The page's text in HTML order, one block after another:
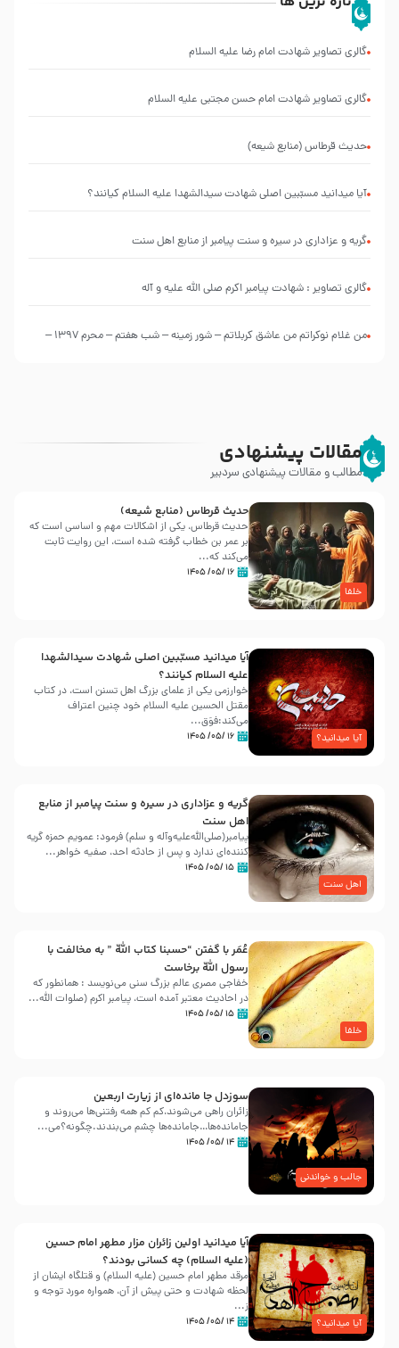
گالری تصاویر شهادت امام رضا علیه السلام
گالری تصاویر شهادت امام حسن مجتبی علیه السلام
حدیث قرطاس (منابع شیعه)
آیا میدانید مسبّبین اصلی شهادت سیدالشهدا علیه ‌السلام کیانند؟
گریه و عزاداری در سیره و سنت پیامبر از منابع اهل سنت
گالری تصاویر : شهادت پیامبر اکرم صلی الله علیه و آله
من غلام نوکراتم من عاشق کربلاتم – شور زمینه – شب هفتم – محرم 1397 –
مقالات پیشنهادی
مطالب و مقالات پیشنهادی سردبیر
خلفا
حدیث قرطاس (منابع شیعه)
حدیث قرطاس، یکی از اشکالات مهم و اساسی است که
بر عمر بن خطاب گرفته شده است، این روایت ثابت
می‌کند که...
۱۶ /۰۵/ ۱۴۰۵
آیا میدانید؟
آیا میدانید مسبّبین اصلی شهادت سیدالشهدا
علیه ‌السلام کیانند؟
خوارزمی یکی از علمای بزرگ اهل تسنن است، در کتاب
مقتل الحسین علیه ‌السلام خود چنین اعتراف
می‌کند:فوَق...
۱۶ /۰۵/ ۱۴۰۵
اهل سنت
گریه و عزاداری در سیره و سنت پیامبر از منابع
اهل سنت
پیامبر(صلی‌الله‌علیه‌وآله و سلم) فرمود: عمویم حمزه گریه
کننده‌ای ندارد و پس از حادثه احد، صفیه خواهر...
۱۵ /۰۵/ ۱۴۰۵
خلفا
عُمَر با گفتن “حسبنا كتاب اللّه ” به مخالفت با
رسول اللّه برخاست
خفاجی مصری عالم بزرگ سنی می‌نویسد : همانطور که
در احادیث معتبر آمده است، پیامبر اکرم (صلوات اللّه...
۱۵ /۰۵/ ۱۴۰۵
جالب و خواندنی
سوزدل جا مانده‌ای از زیارت اربعین
زائران راهی می‌شوند،کم‌ کم همه رفتنی‌ها می‌روند و
جامانده‌ها…جامانده‌ها چشم می‌بندند.چگونه؟می‌...
۱۴ /۰۵/ ۱۴۰۵
آیا میدانید؟
آیا میدانید اولین زائران مزار مطهر امام حسین
(علیه السلام) چه کسانی بودند؟
مرقد مطهر امام حسین (علیه السلام) و قتلگاه ایشان از
لحظه شهادت و حتی پیش از آن، همواره مورد توجه و
ز...
۱۴ /۰۵/ ۱۴۰۵